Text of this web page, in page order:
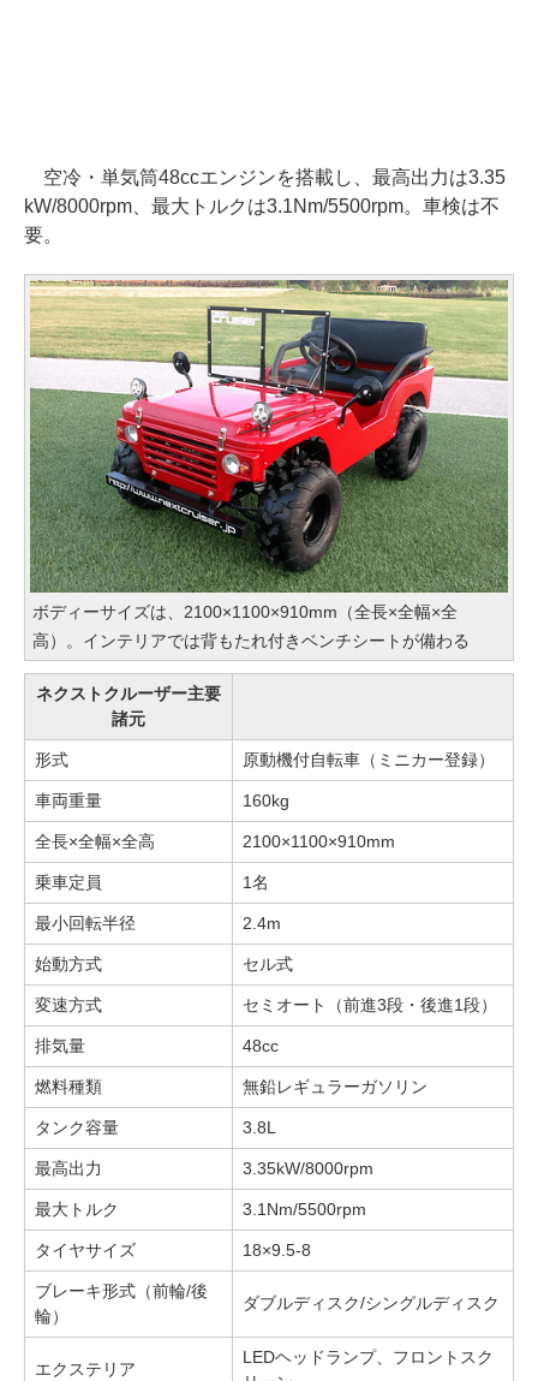
空冷・単気筒48ccエンジンを搭載し、最高出力は3.35
kW/8000rpm、最大トルクは3.1Nm/5500rpm。車検は不
要。
ボディーサイズは、2100×1100×910mm（全長×全幅×全
高）。インテリアでは背もたれ付きベンチシートが備わる
ネクストクルーザー主要
諸元
形式 原動機付自転車（ミニカー登録）
車両重量 160kg
全長×全幅×全高 2100×1100×910mm
乗車定員 1名
最小回転半径 2.4m
始動方式 セル式
変速方式 セミオート（前進3段・後進1段）
排気量 48cc
燃料種類 無鉛レギュラーガソリン
タンク容量 3.8L
最高出力 3.35kW/8000rpm
最大トルク 3.1Nm/5500rpm
タイヤサイズ 18×9.5-8
ブレーキ形式（前輪/後
輪）
ダブルディスク/シングルディスク
エクステリア
LEDヘッドランプ、フロントスク